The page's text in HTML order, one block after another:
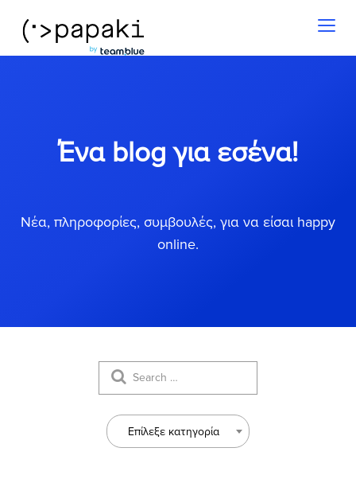
Ένα blog για εσένα!
Νέα, πληροφορίες, συμβουλές, για να είσαι happy
online.
Επίλεξε κατηγορία